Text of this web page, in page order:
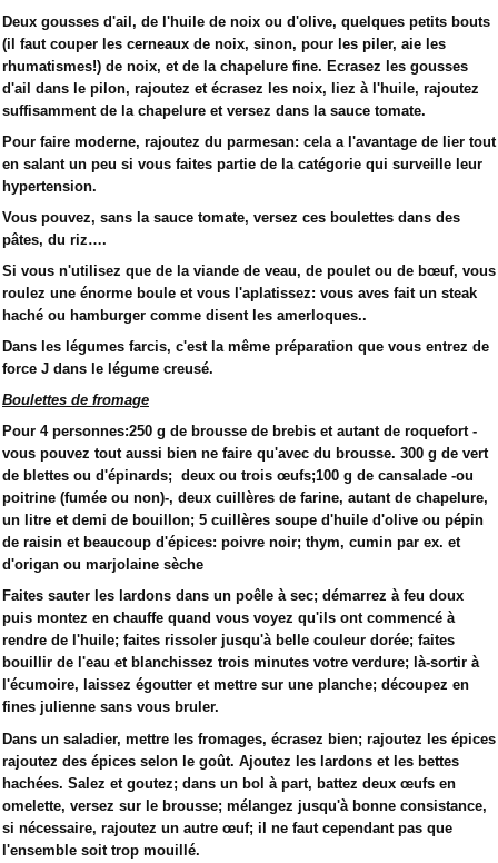
Deux gousses d'ail, de l'huile de noix ou d'olive, quelques petits bouts
(il faut couper les cerneaux de noix, sinon, pour les piler, aie les
rhumatismes!) de noix, et de la chapelure fine. Ecrasez les gousses
d'ail dans le pilon, rajoutez et écrasez les noix, liez à l'huile, rajoutez
suffisamment de la chapelure et versez dans la sauce tomate.
Pour faire moderne, rajoutez du parmesan: cela a l'avantage de lier tout
en salant un peu si vous faites partie de la catégorie qui surveille leur
hypertension.
Vous pouvez, sans la sauce tomate, versez ces boulettes dans des
pâtes, du riz….
Si vous n'utilisez que de la viande de veau, de poulet ou de bœuf, vous
roulez une énorme boule et vous l'aplatissez: vous aves fait un steak
haché ou hamburger comme disent les amerloques..
Dans les légumes farcis, c'est la même préparation que vous entrez de
force J dans le légume creusé.
Boulettes de fromage
Pour 4 personnes:250 g de brousse de brebis et autant de roquefort -
vous pouvez tout aussi bien ne faire qu'avec du brousse. 300 g de vert
de blettes ou d'épinards; deux ou trois œufs;100 g de cansalade -ou
poitrine (fumée ou non)-, deux cuillères de farine, autant de chapelure,
un litre et demi de bouillon; 5 cuillères soupe d'huile d'olive ou pépin
de raisin et beaucoup d'épices: poivre noir; thym, cumin par ex. et
d'origan ou marjolaine sèche
Faites sauter les lardons dans un poêle à sec; démarrez à feu doux
puis montez en chauffe quand vous voyez qu'ils ont commencé à
rendre de l'huile; faites rissoler jusqu'à belle couleur dorée; faites
bouillir de l'eau et blanchissez trois minutes votre verdure; là-sortir à
l'écumoire, laissez égoutter et mettre sur une planche; découpez en
fines julienne sans vous bruler.
Dans un saladier, mettre les fromages, écrasez bien; rajoutez les épices
rajoutez des épices selon le goût. Ajoutez les lardons et les bettes
hachées. Salez et goutez; dans un bol à part, battez deux œufs en
omelette, versez sur le brousse; mélangez jusqu'à bonne consistance,
si nécessaire, rajoutez un autre œuf; il ne faut cependant pas que
l'ensemble soit trop mouillé.